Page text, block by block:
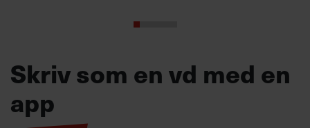
Skriv som en vd med en
app